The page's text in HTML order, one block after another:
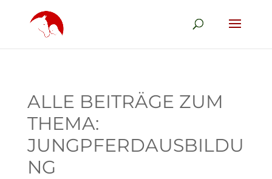
ALLE BEITRÄGE ZUM
THEMA:
JUNGPFERDAUSBILDU
NG